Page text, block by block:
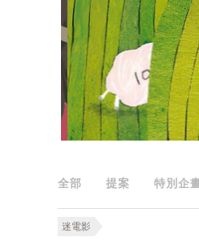
全部 提案 特別企
迷電影